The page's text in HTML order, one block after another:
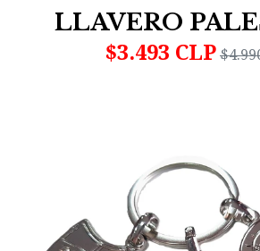
LLAVERO
$3.493 CLP